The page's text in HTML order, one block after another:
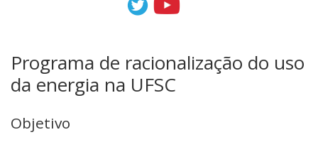
Programa de racionalização do uso
da energia na UFSC
Objetivo